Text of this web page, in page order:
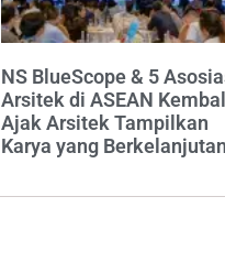
NS BlueScope & 5
Arsitek di ASEAN
Ajak Arsitek Tampilkan
Karya yang Berkelanjutan